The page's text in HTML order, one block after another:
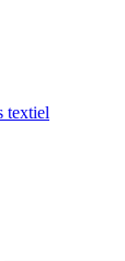
textiel